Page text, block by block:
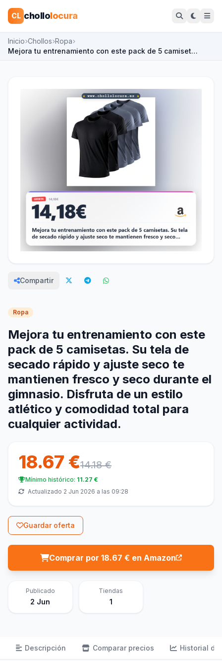
CL chollolocura
Inicio Chollos Ropa
Mejora tu entrenamiento con este pack de 5 camiset…
Compartir
Ropa
Mejora tu entrenamiento con este
pack de 5 camisetas. Su tela de
secado rápido y ajuste seco te
mantienen fresco y seco durante el
gimnasio. Disfruta de un estilo
atlético y comodidad total para
cualquier actividad.
18.67 €14.18 €
Mínimo histórico: 11.27 €
Actualizado 2 Jun 2026 a las 09:28
Guardar oferta
Comprar por 18.67 € en Amazon
Publicado
2 Jun
Tiendas
1
Descripción Comparar precios Historial de